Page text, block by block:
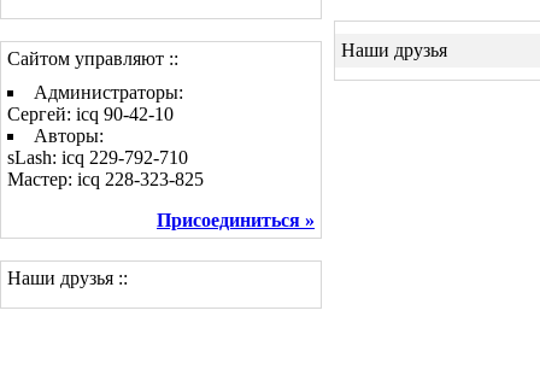
Сайтом управляют ::
Администраторы:
Сергей: icq 90-42-10
Авторы:
sLash: icq 229-792-710
Мастер: icq 228-323-825
Присоединиться »
Наши друзья ::
Наши друзья